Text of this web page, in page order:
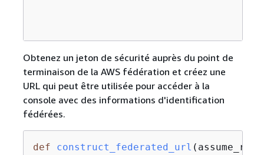
Obtenez un jeton de sécurité auprès du point de
terminaison de la AWS fédération et créez une
URL qui peut être utilisée pour accéder à la
console avec des informations d'identification
fédérées.
def construct_federated_url (